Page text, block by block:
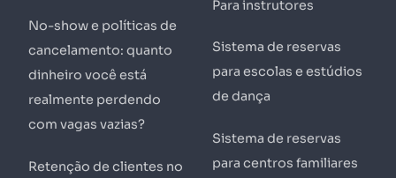
No-show e políticas de
cancelamento: quanto
dinheiro você está
realmente perdendo
com vagas vazias?
Retenção de clientes no
Para instrutores
Sistema de reservas
para escolas e estúdios
de dança
Sistema de reservas
para centros familiares